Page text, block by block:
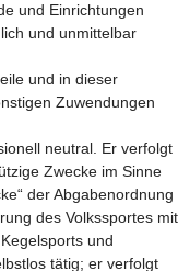
und Einrichtungen
und unmittelbar
und in dieser
Zuwendungen
neutral. Er verfolgt
Zwecke im Sinne
der Abgabenordnung
des Volkssportes mit
und
tätig; er verfolgt